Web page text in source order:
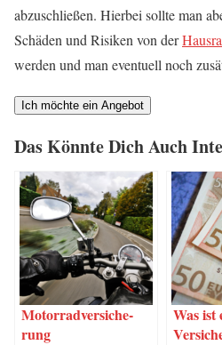
abzu­schlie­ßen. Hier­bei soll­te man
Schä­den und Risi­ken von der
wer­den und man even­tu­ell noch
Das Könn­te Dich Auch
Motor­rad­ver­si­che­
rung
Was ist